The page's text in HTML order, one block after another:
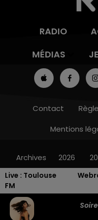
Live : Toulouse
FM
RADIO
MÉDIAS
Contact
Mentions
Archives 2026